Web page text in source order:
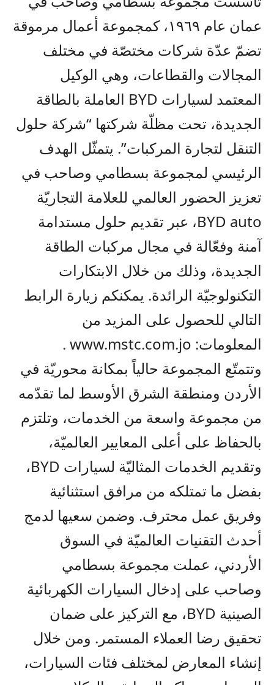
عمان عام ١٩٦٩، كمجموعة أعمال مرموقة
تضمّ عدّة شركات مختصّة في مختلف
المجالات والقطاعات، وهي الوكيل
المعتمد لسيارات BYD العاملة بالطاقة
الجديدة، تحت مظلّة شركتها “شركة حلول
التنقل لتجارة المركبات”. يتمثّل الهدف
الرئيسي لمجموعة بسطامي وصاحب في
تعزيز الحضور العالمي للعلامة التجاريّة
BYD auto، عبر تقديم حلول مستدامة
آمنة وفعّالة في مجال مركبات الطاقة
الجديدة، وذلك من خلال الابتكارات
التكنولوجيّة الرائدة. يمكنكم زيارة الرابط
التالي للحصول على المزيد من
المعلومات: www.mstc.com.jo
.
وتتمتّع المجموعة حالياً بمكانة محوريّة في
الأردن ومنطقة الشرق الأوسط لما تقدّمه
من مجموعة واسعة من الخدمات، وتلتزم
بالحفاظ على أعلى المعايير العالميّة،
وتقديم الخدمات المثاليّة لسيارات BYD،
بفضل ما تمتلكه من مرافق استثنائية
وفريق عمل محترف. وضمن سعيها لدمج
أحدث التقنيات العالميّة في السوق
الأردني، عملت مجموعة بسطامي
وصاحب على إدخال السيارات الكهربائية
الصينية BYD، مع التركيز على ضمان
تحقيق رضا العملاء المستمر. ومن خلال
إنشاء المعارض لمختلف فئات السيارات،